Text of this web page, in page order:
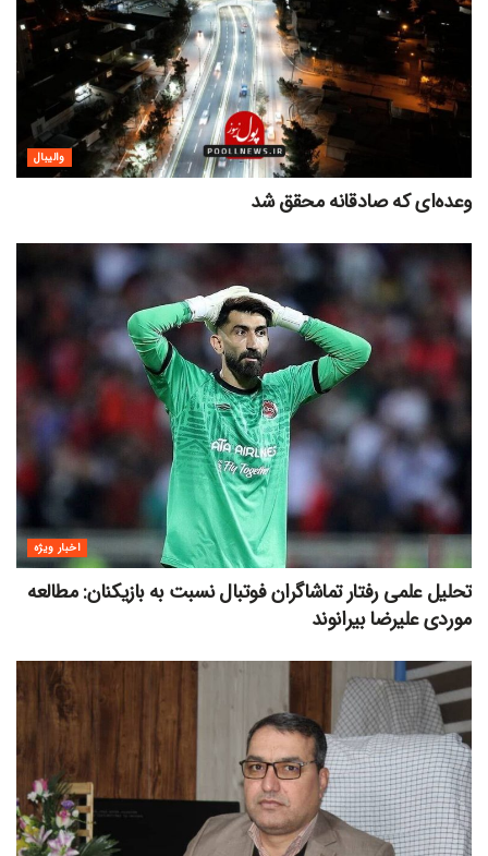
والیبال
وعده‌ای که صادقانه محقق شد
اخبار ویژه
تحلیل علمی رفتار تماشاگران فوتبال نسبت به بازیکنان: مطالعه
موردی علیرضا بیرانوند